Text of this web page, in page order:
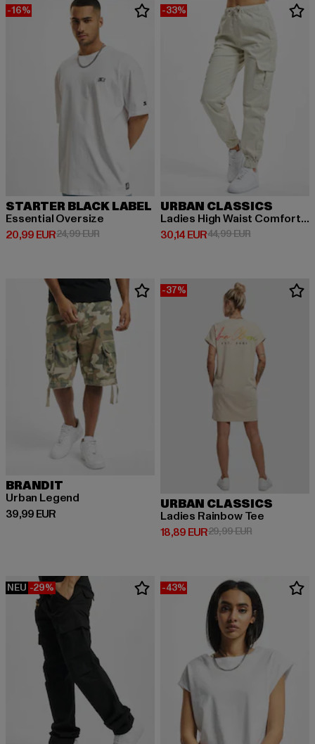
-16%
STARTER BLACK LABEL
Essential Oversize
20,99 EUR
Derzeitiger Preis: 20,99 EUR
24,99 EURAktionspreis: 24,99 EUR
-33%
URBAN CLASSICS
Ladies High Waist Comfort Jogging
30,14 EUR
Derzeitiger Preis: 30,14 EUR
44,99 EURAktionspreis:
BRANDIT
Urban Legend
39,99 EUR
Derzeitiger Preis: 39,99 EUR
-37%
URBAN CLASSICS
Ladies Rainbow Tee
18,89 EUR
Derzeitiger Preis: 18,89 EUR
29,99 EURAktionspreis:
NEU -29% -43%